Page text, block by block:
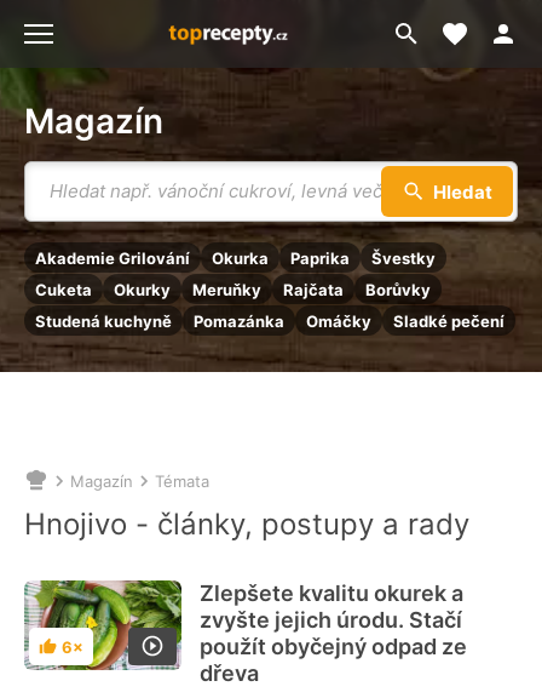
Magazín
Vyhledávání
Hledat
Akademie Grilování Okurka Paprika
Švestky
Cuketa
Okurky Meruňky Rajčata
Borůvky
Studená kuchyně
Pomazánka Omáčky Sladké pečení
Přejít
Moje
Nacházíte
se
zde:
Magazín Témata
Hnojivo - články, postupy a rady
Hodnocení
6×
Zlepšete kvalitu okurek a
zvyšte jejich úrodu. Stačí
použít obyčejný odpad ze
dřeva